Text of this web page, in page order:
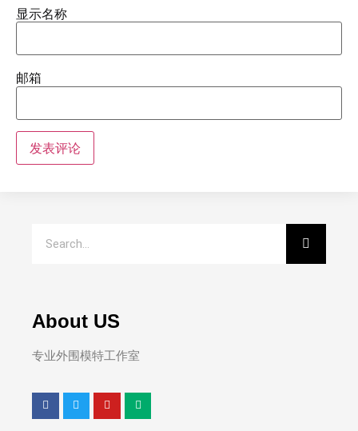
显示名称
邮箱
About US
专业外围模特工作室